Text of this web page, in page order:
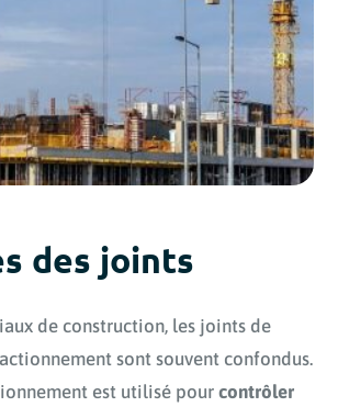
des joints
de construction, les joints de
sont souvent confondus.
est utilisé pourcontrôler